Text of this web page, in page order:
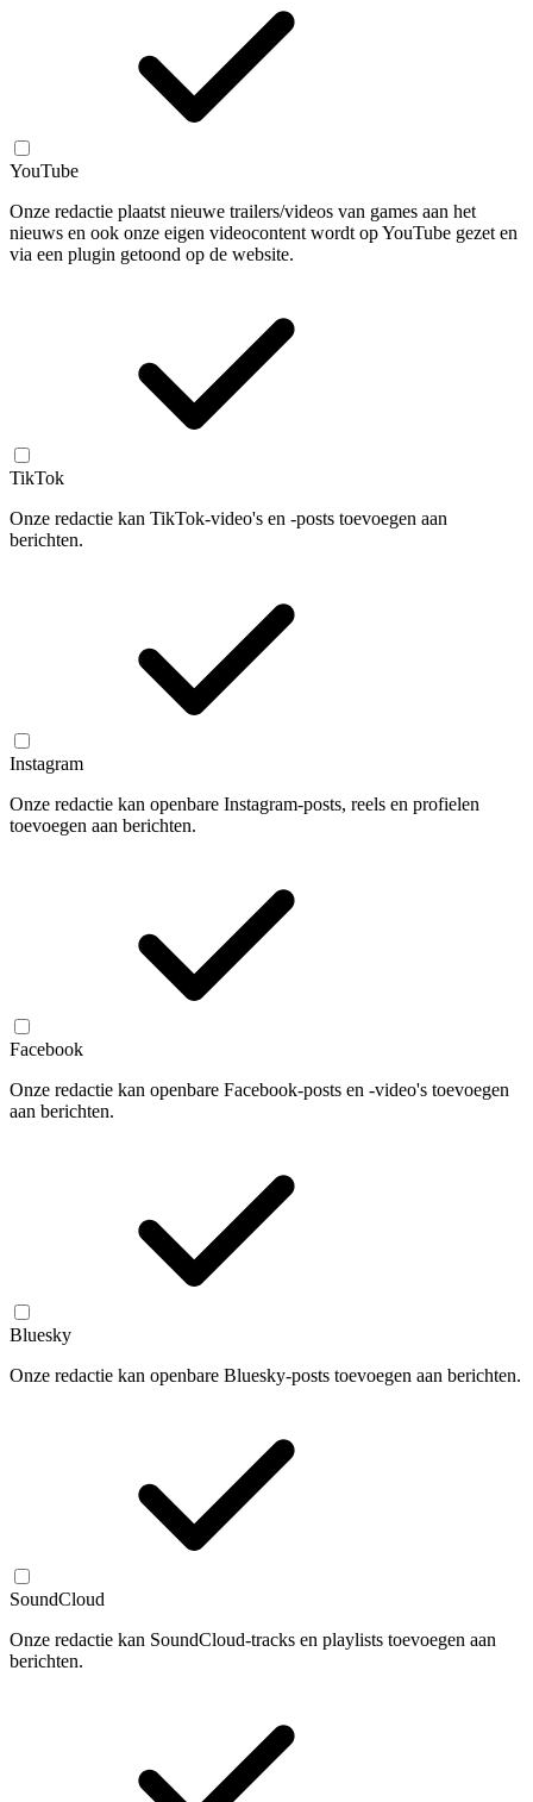
YouTube
Onze redactie plaatst nieuwe trailers/videos van games aan het
nieuws en ook onze eigen videocontent wordt op YouTube gezet en
via een plugin getoond op de website.
TikTok
Onze redactie kan TikTok-video's en -posts toevoegen aan
berichten.
Instagram
Onze redactie kan openbare Instagram-posts, reels en profielen
toevoegen aan berichten.
Facebook
Onze redactie kan openbare Facebook-posts en -video's toevoegen
aan berichten.
Bluesky
Onze redactie kan openbare Bluesky-posts toevoegen aan berichten.
SoundCloud
Onze redactie kan SoundCloud-tracks en playlists toevoegen aan
berichten.